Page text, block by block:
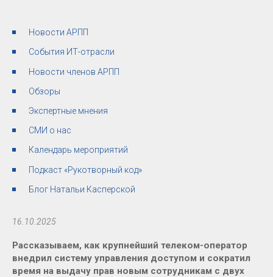
Новости АРПП
События ИТ-отрасли
Новости членов АРПП
Обзоры
Экспертные мнения
СМИ о нас
Календарь мероприятий
Подкаст «Рукотворный код»
Блог Натальи Касперской
16.10.2025
Рассказываем, как крупнейший телеком-оператор
внедрил систему управления доступом и сократил
время на выдачу прав новым сотрудникам с двух